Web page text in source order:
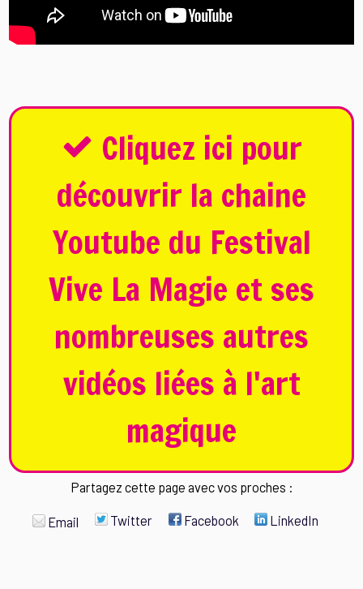
Cliquez ici pour
découvrir la chaine
Youtube du Festival
Vive La Magie et ses
nombreuses autres
vidéos liées à l'art
magique
Partagez cette page avec vos proches :
Email Twitter Facebook LinkedIn